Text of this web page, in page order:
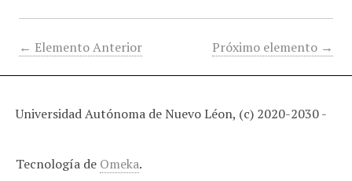
← Elemento Anterior Próximo elemento →
Universidad Autónoma de Nuevo Léon, (c) 2020-2030 -
Tecnología de Omeka.